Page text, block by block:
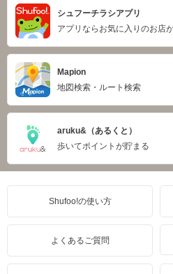
シュフーチラシアプリ
アプリならお気に入りのお店
Mapion
地図検索・ルート検索
aruku&（あるくと）
歩いてポイントが貯まる
Shufoo!の使い方
よくあるご質問